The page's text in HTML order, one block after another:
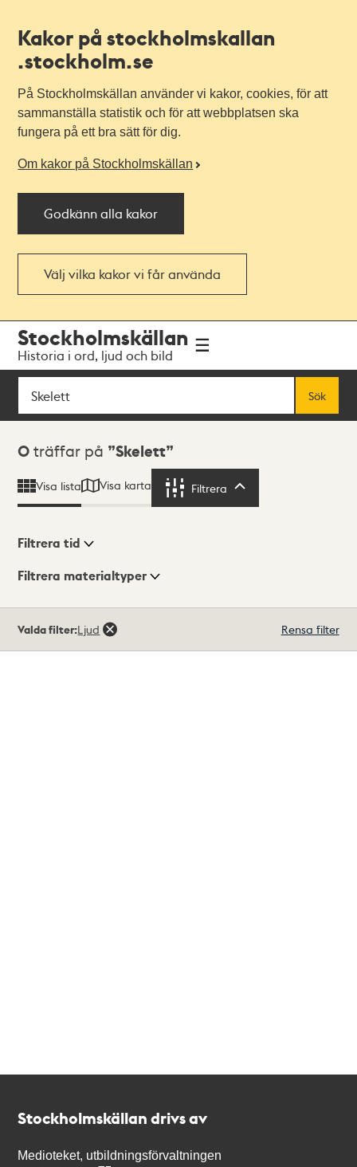
Kakor på stockholmskallan
.stockholm.se
På Stockholmskällan använder vi kakor, cookies, för att
sammanställa statistik och för att webbplatsen ska
fungera på ett bra sätt för dig.
Om kakor på Stockholmskällan
Godkänn alla kakor
Välj vilka kakor vi får använda
navigationen
huvudinnehållet
Stockholmskällan
Historia i ord, ljud och bild
Sök
Sök
Sökresultat
0 träffar på Skelett
Visa lista Visa karta Filtrera
Visningsläge
Filtrera tid
Filtrera materialtyper
träffar
Valda filter:Ljud Rensa filter
Stockholmskällan drivs av
Medioteket, utbildningsförvaltningen